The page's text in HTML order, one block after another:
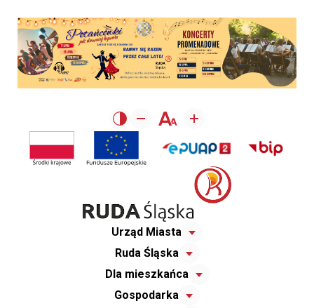
Urząd Miasta
Ruda Śląska
Dla mieszkańca
Gospodarka